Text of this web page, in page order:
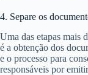
4. Separe os
Uma das etapas mais
é a obtenção dos
e o processo para
responsáveis por